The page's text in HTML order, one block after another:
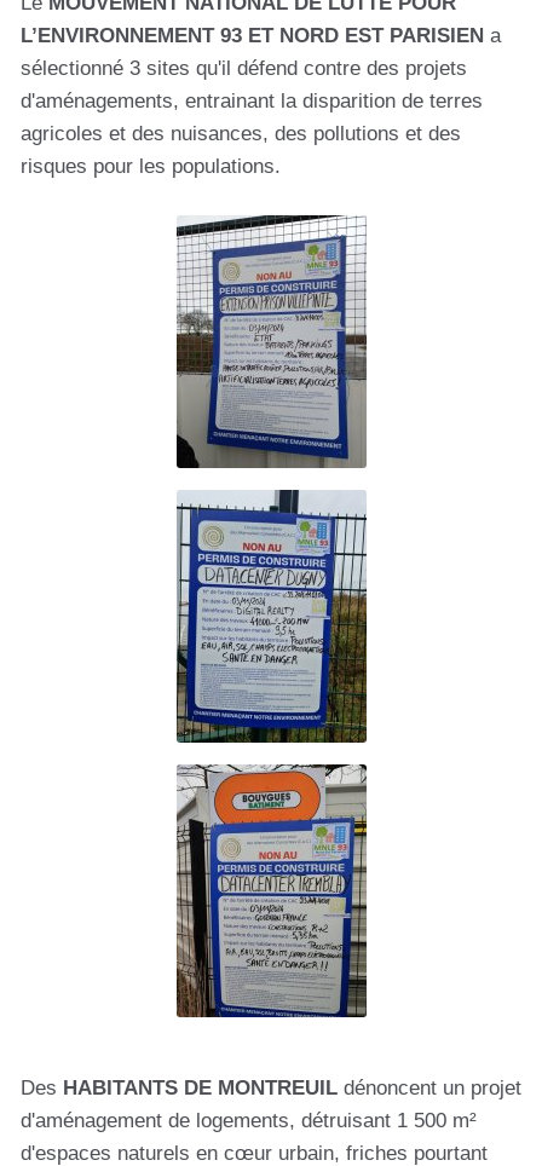
L’ENVIRONNEMENT 93 ET NORD EST PARISIEN a
sélectionné 3 sites qu'il défend contre des projets
d'aménagements, entrainant la disparition de terres
agricoles et des nuisances, des pollutions et des
risques pour les populations.
Des HABITANTS DE MONTREUIL dénoncent un projet
d'aménagement de logements, détruisant 1 500 m²
d'espaces naturels en cœur urbain, friches pourtant